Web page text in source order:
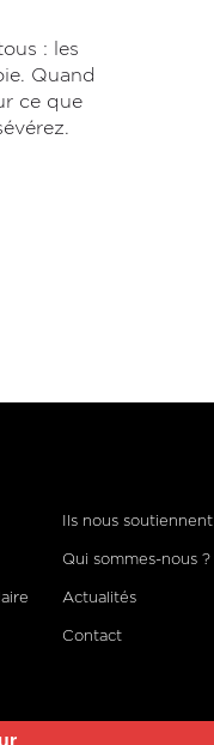
: les
Quand
ce que
Ils nous soutiennent
Qui sommes-nous ?
Actualités
Contact